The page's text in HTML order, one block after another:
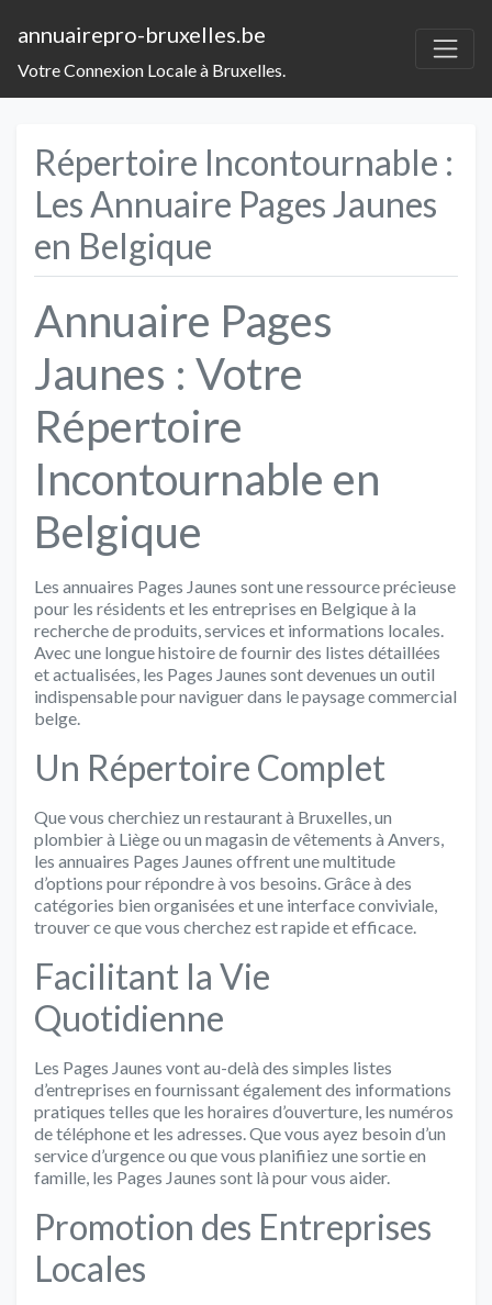
annuairepro-bruxelles.be
Votre Connexion Locale à Bruxelles.
Répertoire Incontournable :
Les Annuaire Pages Jaunes
en Belgique
Annuaire Pages
Jaunes : Votre
Répertoire
Incontournable en
Belgique
Les annuaires Pages Jaunes sont une ressource précieuse
pour les résidents et les entreprises en Belgique à la
recherche de produits, services et informations locales.
Avec une longue histoire de fournir des listes détaillées
et actualisées, les Pages Jaunes sont devenues un outil
indispensable pour naviguer dans le paysage commercial
belge.
Un Répertoire Complet
Que vous cherchiez un restaurant à Bruxelles, un
plombier à Liège ou un magasin de vêtements à Anvers,
les annuaires Pages Jaunes offrent une multitude
d’options pour répondre à vos besoins. Grâce à des
catégories bien organisées et une interface conviviale,
trouver ce que vous cherchez est rapide et efficace.
Facilitant la Vie
Quotidienne
Les Pages Jaunes vont au-delà des simples listes
d’entreprises en fournissant également des informations
pratiques telles que les horaires d’ouverture, les numéros
de téléphone et les adresses. Que vous ayez besoin d’un
service d’urgence ou que vous planifiiez une sortie en
famille, les Pages Jaunes sont là pour vous aider.
Promotion des Entreprises
Locales